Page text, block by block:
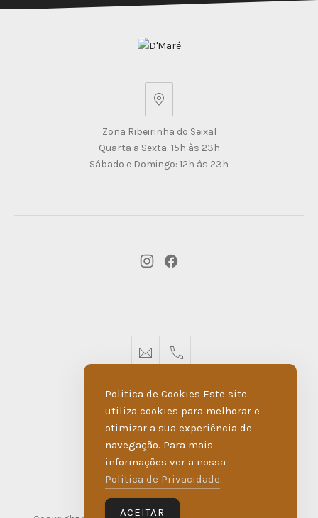
Zona
Zona Ribeirinha do Seixal
Quarta a Sexta: 15h às 23h
Sábado e Domingo: 12h às 23h
New
New
geral@dmare.pt
917774486
LIVRO DE RECLAMAÇÕES
MADE BY WIPDESIGN
Politica de Cookies Este site
utiliza cookies para melhorar e
otimizar a sua experiência de
navegação. Para mais
informações ver a nossa
Politica de Privacidade.
ACEITAR